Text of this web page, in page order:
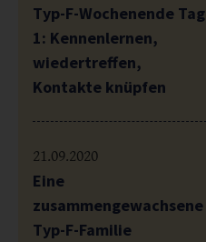
Typ-F-Wochenende Tag
1: Kennenlernen,
wiedertreffen,
Kontakte knüpfen
21.09.2020
Eine
zusammengewachsene
Typ-F-Familie